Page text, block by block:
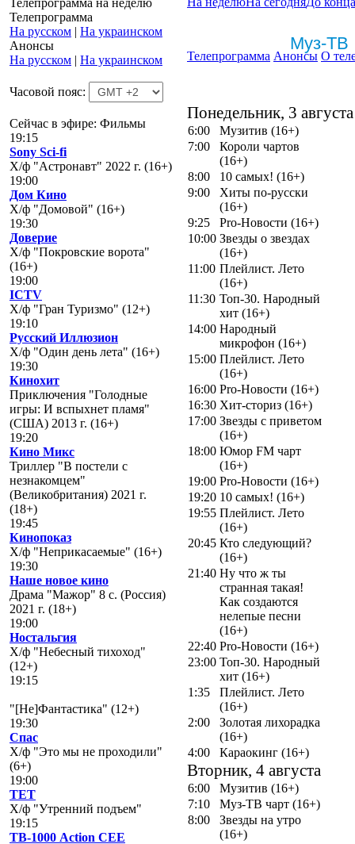
Телепрограмма на неделю
Телепрограмма
На русском | На украинском
Анонсы
На русском | На украинском
Часовой пояс:
Сейчас в эфире: Фильмы
19:15
Sony Sci-fi
Х/ф "Астронавт" 2022 г. (16+)
19:00
Дом Кино
Х/ф "Домовой" (16+)
19:30
Доверие
Х/ф "Покровские ворота"
(16+)
19:00
ICTV
Х/ф "Гран Туризмо" (12+)
19:10
Русский Иллюзион
Х/ф "Один день лета" (16+)
19:30
Кинохит
Приключения "Голодные
игры: И вспыхнет пламя"
(США) 2013 г. (16+)
19:20
Кино Микс
Триллер "В постели с
незнакомцем"
(Великобритания) 2021 г.
(18+)
19:45
Кинопоказ
Х/ф "Неприкасаемые" (16+)
19:30
Наше новое кино
Драма "Мажор" 8 с. (Россия)
2021 г. (18+)
19:00
Ностальгия
Х/ф "Небесный тихоход"
(12+)
19:15
"[Не]Фантастика" (12+)
19:30
Спас
Х/ф "Это мы не проходили"
(6+)
19:00
ТЕТ
Х/ф "Утренний подъем"
19:15
ТВ-1000 Action CEE
Муз-ТВ
Телепрограмма Анонсы О
Понедельник, 3 августа
6:00
Музитив (16+)
7:00
Короли чартов
(16+)
8:00
10 самых! (16+)
9:00
Хиты по-русски
(16+)
9:25
Pro-Новости (16+)
10:00 Звезды о звездах
(16+)
11:00 Плейлист. Лето
(16+)
11:30 Топ-30. Народный
хит (16+)
14:00 Народный
микрофон (16+)
15:00 Плейлист. Лето
(16+)
16:00 Pro-Новости (16+)
16:30 Хит-сториз (16+)
17:00 Звезды с приветом
(16+)
18:00 Юмор FM чарт
(16+)
19:00 Pro-Новости (16+)
19:20 10 самых! (16+)
19:55 Плейлист. Лето
(16+)
20:45 Кто следующий?
(16+)
21:40 Ну что ж ты
странная такая!
Как создаются
нелепые песни
(16+)
22:40 Pro-Новости (16+)
23:00 Топ-30. Народный
хит (16+)
1:35
Плейлист. Лето
(16+)
2:00
Золотая лихорадка
(16+)
4:00
Караокинг (16+)
Вторник, 4 августа
6:00
Музитив (16+)
7:10
Муз-ТВ чарт (16+)
8:00
Звезды на утро
(16+)